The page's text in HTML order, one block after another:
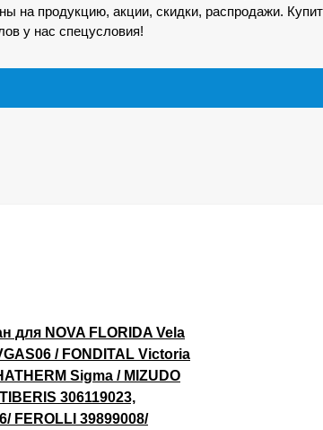
на продукцию, акции, скидки, распродажи.
у нас спецусловия!
для NOVA FLORIDA Vela
/ FONDITAL Victoria
Sigma / MIZUDO
306119023,
FEROLLI 39899008/